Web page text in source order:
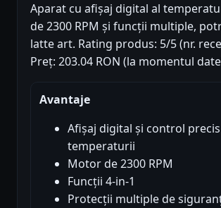
Aparat cu afișaj digital al
de 2300 RPM și funcții multiple,
latte art. Rating produs: 5/5 (nr.
Preț: 203.04 RON (la momentul
Avantaje
Afișaj digital și control
temperaturii
Motor de 2300 RPM
Funcții 4-in-1
Protecții multiple de